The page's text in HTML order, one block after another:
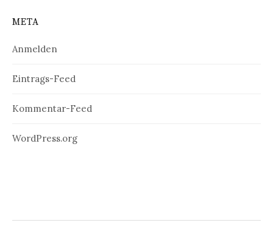
META
Anmelden
Eintrags-Feed
Kommentar-Feed
WordPress.org